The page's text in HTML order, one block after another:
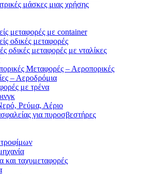
μάσκες μιας χρήσης
μεταφορές με container
οδικές μεταφορές
οδικές μεταφορές με νταλίκες
Μεταφορές – Αεροπορικές
– Αεροδρόμια
με τρένα
Ρεύμα, Αέριο
για πυροσβεστήρες
και ταχυμεταφορές